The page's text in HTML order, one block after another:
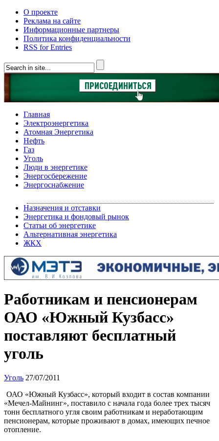
О проекте
Реклама на сайте
Информационные партнеры
Политика конфиденциальности
RSS for Entries
Главная
Электроэнергетика
Атомная Энергетика
Нефть
Газ
Уголь
Люди в энергетике
Энергосбережение
Энергоснабжение
Назначения и отставки
Энергетика и фондовый рынок
Статьи об энергетике
Альтернативная энергетика
ЖКХ
Работникам и пенсионерам
ОАО «Южный Кузбасс»
поставляют бесплатный
уголь
Уголь 27/07/2011
ОАО «Южный Кузбасс», который входит в состав компании
«Мечел-Майнинг», поставило с начала года более трех тысяч
тонн бесплатного угля своим работникам и неработающим
пенсионерам, которые проживают в домах, имеющих печное
отопление.